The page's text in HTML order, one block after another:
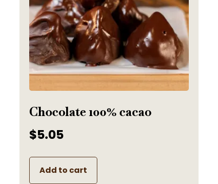
Chocolate 100% cacao
$5.05
Add to cart